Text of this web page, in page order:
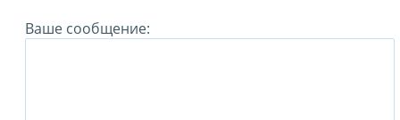
Ваше сообщение: